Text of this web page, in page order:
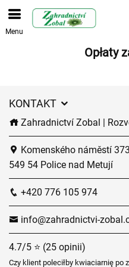
Menu
Opłaty
KONTAKT
Zahradnictví Zobal |
Komenského náměstí 373
549 54 Police nad Metují
+420 776 105 974
info@zahradnictvi-
4.7/5 ⭐ (25 opinii)
Czy klient poleciłby kwiaciarnię po